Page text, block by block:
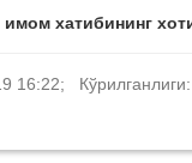
хатибининг
16:22;